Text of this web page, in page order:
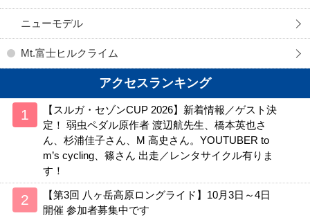
ニューモデル
Mt.富士ヒルクライム
アクセスランキング
【スルガ・セゾンCUP 2026】新着情報／ゲスト決
定！ 弱虫ペダル原作者 渡辺航先生、橋本英也さ
ん、杉浦佳子さん、M 高史さん。YOUTUBER to
m’s cycling、篠さん 出走／レンタサイクル有りま
す！
【第3回 八ヶ岳高原ロングライド】10月3日～4日
開催 参加者募集中です